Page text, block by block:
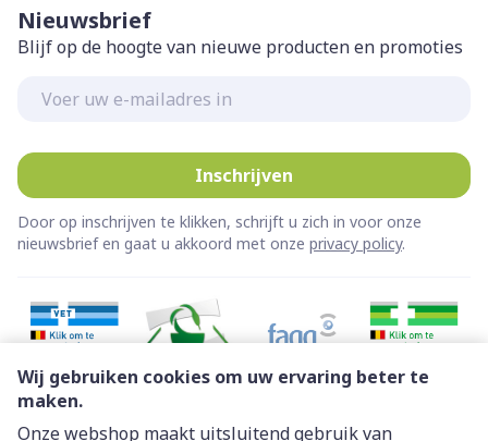
Wij gebruiken cookies om uw ervaring beter te
maken.
Onze webshop maakt uitsluitend gebruik van
Nieuwsbrief
Blijf op de hoogte van nieuwe producten en promoties
Inschrijven
Door op inschrijven te klikken, schrijft u zich in voor onze
nieuwsbrief en gaat u akkoord met onze privacy policy.